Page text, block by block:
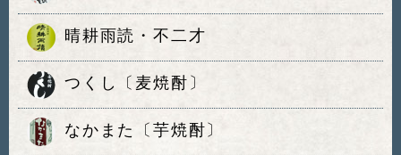
晴耕雨読・不二才
つくし〔麦焼酎〕
なかまた〔芋焼酎〕